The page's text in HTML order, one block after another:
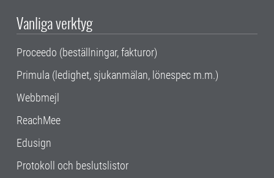
Vanliga verktyg
Proceedo (beställningar, fakturor)
Primula (ledighet, sjukanmälan, lönespec m.m.)
Webbmejl
ReachMee
Edusign
Protokoll och beslutslistor